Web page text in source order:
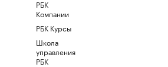
РБК
Компании
РБК Курсы
Школа
управления
РБК